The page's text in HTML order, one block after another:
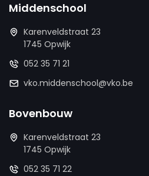
Middenschool
Karenveldstraat 23
1745 Opwijk
052 35 71 21
vko.middenschool@vko.be
Bovenbouw
Karenveldstraat 23
1745 Opwijk
052 35 71 22